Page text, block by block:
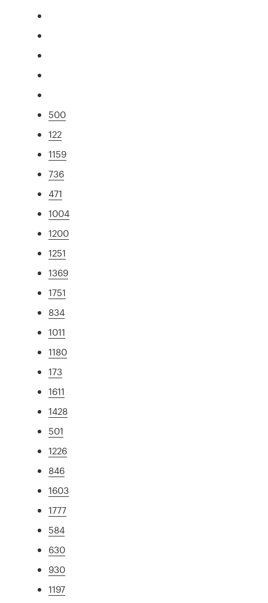
500
122
1159
736
471
1004
1200
1251
1369
1751
834
1011
1180
173
1611
1428
501
1226
846
1603
1777
584
630
930
1197